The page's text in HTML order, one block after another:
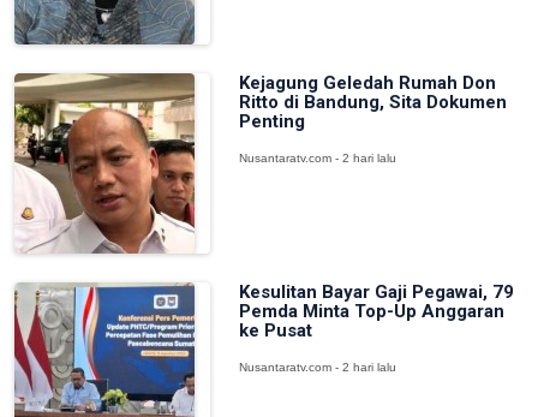
Kejagung Geledah Rumah Don
Ritto di Bandung, Sita Dokumen
Penting
Nusantaratv.com - 2 hari lalu
Kesulitan Bayar Gaji Pegawai, 79
Pemda Minta Top-Up Anggaran
ke Pusat
Nusantaratv.com - 2 hari lalu